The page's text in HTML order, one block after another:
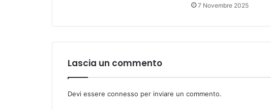
7 Novembre 2025
Lascia un commento
Devi essere connesso per inviare un commento.